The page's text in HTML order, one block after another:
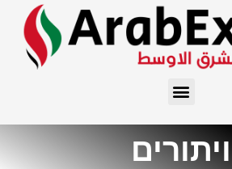
ויתורים